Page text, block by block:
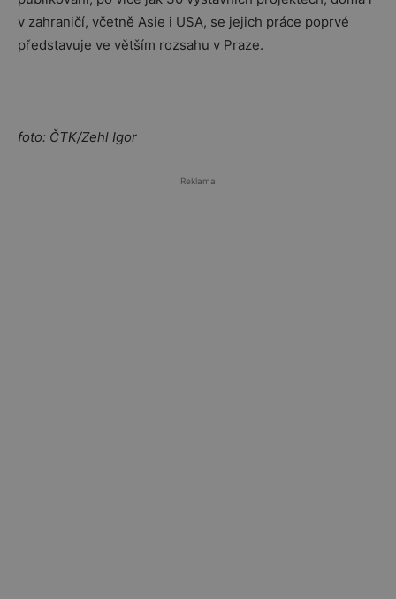
v zahraničí, včetně Asie i USA, se jejich práce poprvé
představuje ve větším rozsahu v Praze.
foto: ČTK/Zehl Igor
Reklama